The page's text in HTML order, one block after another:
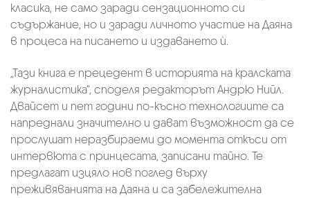
класика, не само заради сензационното си
съдържание, но и заради личното участие на Даяна
в процеса на писането и издаването ѝ.
„Тази книга е прецедент в историята на кралската
журналистика“, споделя редакторът Андрю Нийл.
Двайсет и пет години по-късно технологиите са
напреднали значително и дават възможност да се
прослушат неразбираеми до момента откъси от
интервюта с принцесата, записани тайно. Те
предлагат изцяло нов поглед върху
преживяванията на Даяна и са забележителна